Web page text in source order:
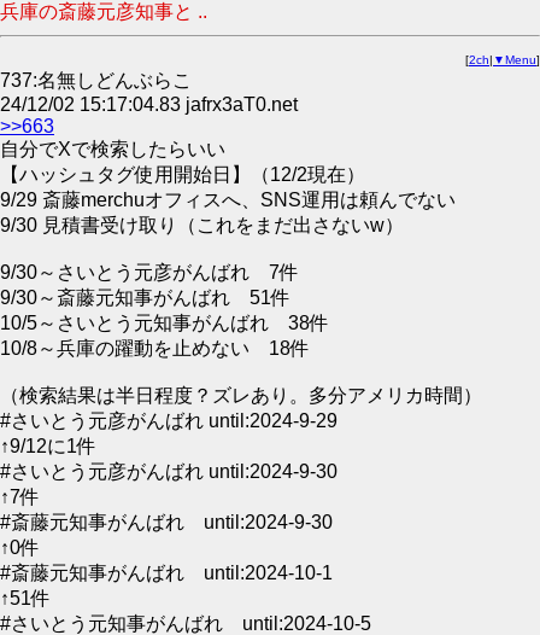
兵庫の斎藤元彦知事と ..
[2ch| ▼Menu]
737:名無しどんぶらこ
24/12/02 15:17:04.83 jafrx3aT0.net
>>663
自分でXで検索したらいい
【ハッシュタグ使用開始日】（12/2現在）
9/29 斎藤merchuオフィスへ、SNS運用は頼んでない
9/30 見積書受け取り（これをまだ出さないw）
9/30～さいとう元彦がんばれ 7件
9/30～斎藤元知事がんばれ 51件
10/5～さいとう元知事がんばれ 38件
10/8～兵庫の躍動を止めない 18件
（検索結果は半日程度？ズレあり。多分アメリカ時間）
#さいとう元彦がんばれ until:2024-9-29
↑9/12に1件
#さいとう元彦がんばれ until:2024-9-30
↑7件
#斎藤元知事がんばれ until:2024-9-30
↑0件
#斎藤元知事がんばれ until:2024-10-1
↑51件
#さいとう元知事がんばれ until:2024-10-5